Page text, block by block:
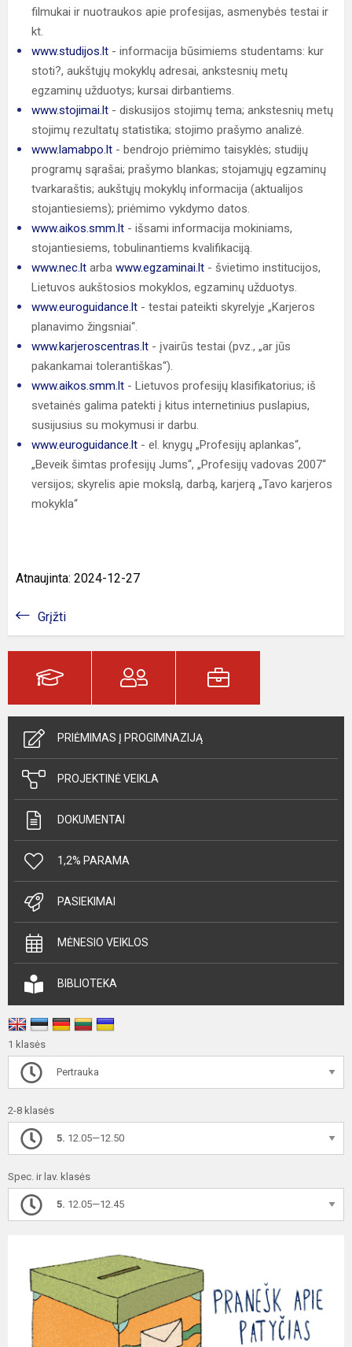
filmukai ir nuotraukos apie profesijas, asmenybės testai ir
kt.
www.studijos.lt - informacija būsimiems studentams: kur
stoti?, aukštųjų mokyklų adresai, ankstesnių metų
egzaminų užduotys; kursai dirbantiems.
www.stojimai.lt - diskusijos stojimų tema; ankstesnių metų
stojimų rezultatų statistika; stojimo prašymo analizė.
www.lamabpo.lt - bendrojo priėmimo taisyklės; studijų
programų sąrašai; prašymo blankas; stojamųjų egzaminų
tvarkaraštis; aukštųjų mokyklų informacija (aktualijos
stojantiesiems); priėmimo vykdymo datos.
www.aikos.smm.lt - išsami informacija mokiniams,
stojantiesiems, tobulinantiems kvalifikaciją.
www.nec.lt arba www.egzaminai.lt - švietimo institucijos,
Lietuvos aukštosios mokyklos, egzaminų užduotys.
www.euroguidance.lt - testai pateikti skyrelyje „Karjeros
planavimo žingsniai“.
www.karjeroscentras.lt - įvairūs testai (pvz., „ar jūs
pakankamai tolerantiškas“).
www.aikos.smm.lt - Lietuvos profesijų klasifikatorius; iš
svetainės galima patekti į kitus internetinius puslapius,
susijusius su mokymusi ir darbu.
www.euroguidance.lt - el. knygų „Profesijų aplankas“,
„Beveik šimtas profesijų Jums“, „Profesijų vadovas 2007“
versijos; skyrelis apie mokslą, darbą, karjerą „Tavo karjeros
mokykla“
Atnaujinta: 2024-12-27
Grįžti
PRIĖMIMAS Į PROGIMNAZIJĄ
PROJEKTINĖ VEIKLA
DOKUMENTAI
1,2% PARAMA
PASIEKIMAI
MĖNESIO VEIKLOS
BIBLIOTEKA
1 klasės
Pertrauka
2-8 klasės
5. 12.05—12.50
Spec. ir lav. klasės
5. 12.05—12.45